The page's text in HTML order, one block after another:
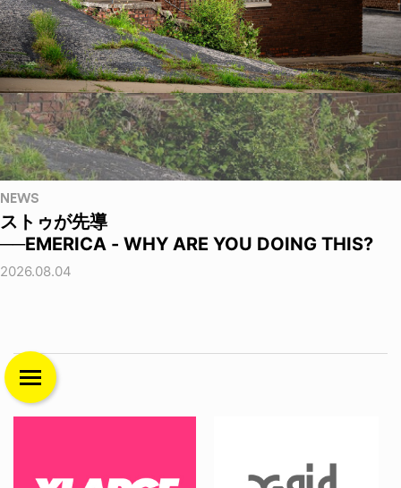
NEWS
ストゥが先導
──EMERICA - WHY ARE YOU DOING THIS?
2026.08.04